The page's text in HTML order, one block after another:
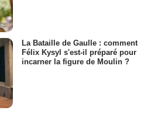
La Bataille de Gaulle : comment
Félix Kysyl s'est-il préparé pour
incarner la figure de Moulin ?